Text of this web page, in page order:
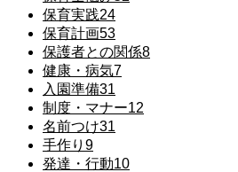
保育実践24
保育計画53
保護者との関係8
健康・病気7
入園準備31
制度・マナー12
名前つけ31
手作り 9
発達・行動10